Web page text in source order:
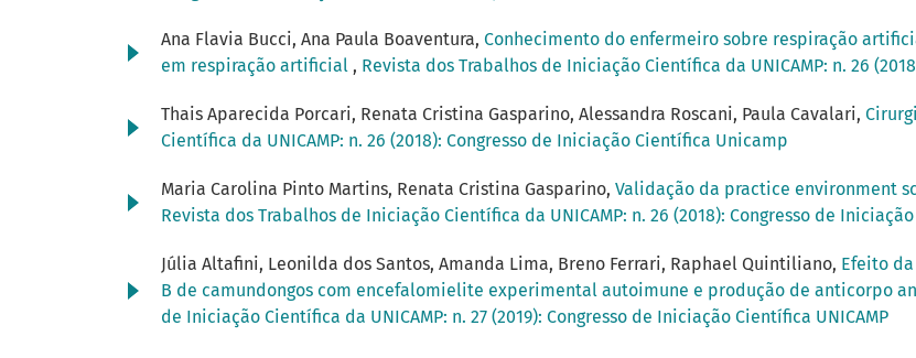
Ana Flavia Bucci, Ana Paula Boaventura, Conhecimento do enfermeiro sobre respiração
em respiração artificial , Revista dos Trabalhos de Iniciação Científica da UNICAMP: n. 26
Thais Aparecida Porcari, Renata Cristina Gasparino, Alessandra Roscani, Paula Cavalari,
Científica da UNICAMP: n. 26 (2018): Congresso de Iniciação Científica Unicamp
Maria Carolina Pinto Martins, Renata Cristina Gasparino, Validação da practice environment
Revista dos Trabalhos de Iniciação Científica da UNICAMP: n. 26 (2018): Congresso de
Júlia Altafini, Leonilda dos Santos, Amanda Lima, Breno Ferrari, Raphael Quintiliano, Efeito
B de camundongos com encefalomielite experimental autoimune e produção de anticorpo
de Iniciação Científica da UNICAMP: n. 27 (2019): Congresso de Iniciação Científica UNICAMP